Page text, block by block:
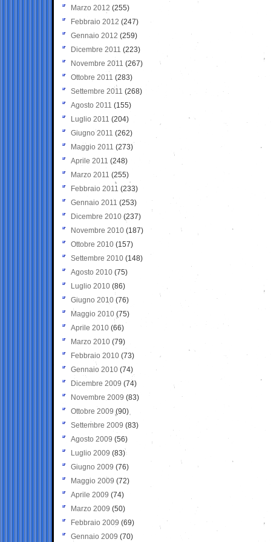
Marzo 2012 (255)
Febbraio 2012 (247)
Gennaio 2012 (259)
Dicembre 2011 (223)
Novembre 2011 (267)
Ottobre 2011 (283)
Settembre 2011 (268)
Agosto 2011 (155)
Luglio 2011 (204)
Giugno 2011 (262)
Maggio 2011 (273)
Aprile 2011 (248)
Marzo 2011 (255)
Febbraio 2011 (233)
Gennaio 2011 (253)
Dicembre 2010 (237)
Novembre 2010 (187)
Ottobre 2010 (157)
Settembre 2010 (148)
Agosto 2010 (75)
Luglio 2010 (86)
Giugno 2010 (76)
Maggio 2010 (75)
Aprile 2010 (66)
Marzo 2010 (79)
Febbraio 2010 (73)
Gennaio 2010 (74)
Dicembre 2009 (74)
Novembre 2009 (83)
Ottobre 2009 (90)
Settembre 2009 (83)
Agosto 2009 (56)
Luglio 2009 (83)
Giugno 2009 (76)
Maggio 2009 (72)
Aprile 2009 (74)
Marzo 2009 (50)
Febbraio 2009 (69)
Gennaio 2009 (70)